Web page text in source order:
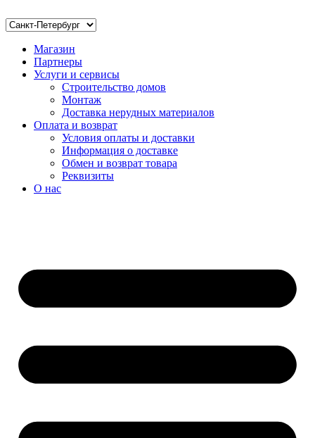
Магазин
Партнеры
Услуги и сервисы
Строительство домов
Монтаж
Доставка нерудных материалов
Оплата и возврат
Условия оплаты и доставки
Информация о доставке
Обмен и возврат товара
Реквизиты
О нас